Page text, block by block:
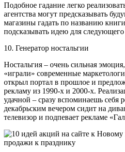
Подобное гадание легко
агентства могут предсказывать
магазины гадать по названию
подсказывать идею для
10. Генератор ностальгии
Ностальгия – очень сильная
«играли» современные
открыл портал в прошлое и
рекламу из 1990-х и 2000-х.
удачной – сразу вспоминаешь себя
декабрьским вечером сидит на
телевизор и подпевает рекламе